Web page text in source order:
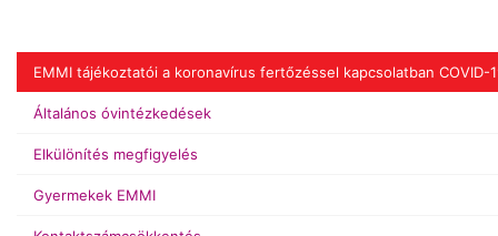
EMMI tájékoztatói a koronavírus fertőzéssel kapcsolatban COVID-
Általános óvintézkedések
Elkülönítés megfigyelés
Gyermekek EMMI